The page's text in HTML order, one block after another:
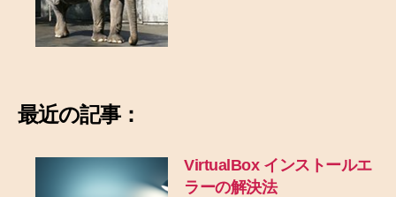
最近の記事：
VirtualBox インストールエ
ラーの解決法